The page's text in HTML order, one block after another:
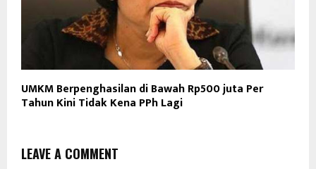
UMKM Berpenghasilan di Bawah Rp500 juta Per
Tahun Kini Tidak Kena PPh Lagi
LEAVE A COMMENT